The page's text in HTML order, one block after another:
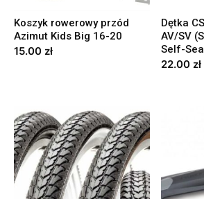
Koszyk rowerowy przód
Azimut Kids Big 16-20
15.00 zł
Dętka
AV/SV
Self-
22.00zł